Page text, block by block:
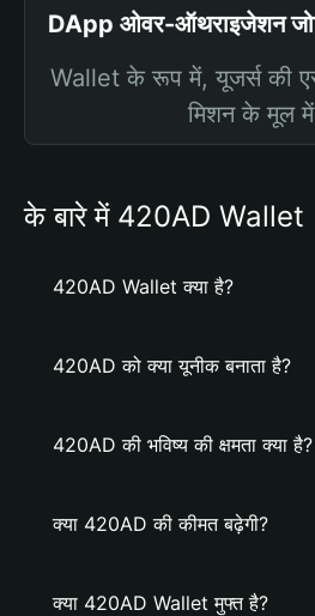
DApp ओवर-ऑथराइजेशन
Wallet के रूप में, यूजर्स की
मिशन के मूल
के बारे में 420AD Wallet
420AD Wallet क्या है?
420AD को क्या यूनीक बनाता है?
420AD की भविष्य की क्षमता क्या है?
क्या 420AD की कीमत बढ़ेगी?
क्या 420AD Wallet मुफ्त है?